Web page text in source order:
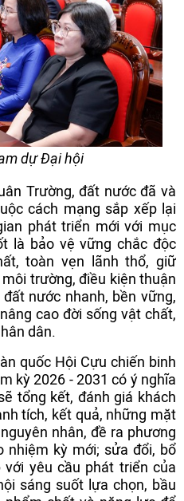
dự Đại hội
Trường, đất nước đã và
cách mạng sắp xếp lại
phát triển mới với mục
là bảo vệ vững chắc độc
toàn vẹn lãnh thổ, giữ
trường, điều kiện thuận
nước nhanh, bền vững,
cao đời sống vật chất,
dân.
quốc Hội Cựu chiến binh
kỳ 2026 - 2031 có ý nghĩa
tổng kết, đánh giá khách
tích, kết quả, những mặt
nhân, đề ra phương
nhiệm kỳ mới; sửa đổi, bổ
yêu cầu phát triển của
sáng suốt lựa chọn, bầu